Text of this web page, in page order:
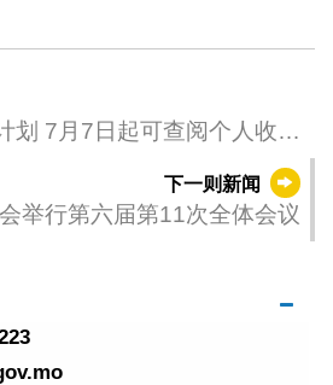
划 7月7日起可查阅个人收取
下一则新闻
举行第六届第11次全体会议